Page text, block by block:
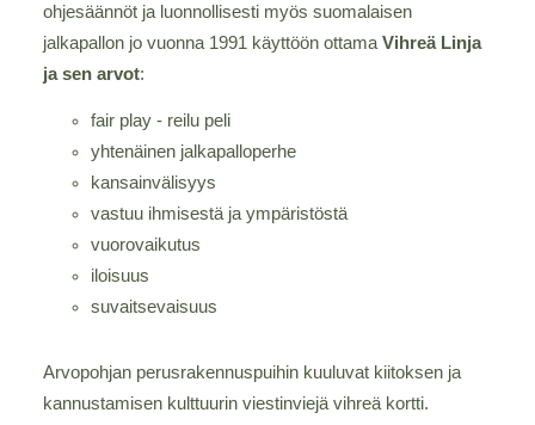
ohjesäännöt ja luonnollisesti myös suomalaisen
jalkapallon jo vuonna 1991 käyttöön ottama Vihreä Linja
ja sen arvot:
fair play - reilu peli
yhtenäinen jalkapalloperhe
kansainvälisyys
vastuu ihmisestä ja ympäristöstä
vuorovaikutus
iloisuus
suvaitsevaisuus
Arvopohjan perusrakennuspuihin kuuluvat kiitoksen ja
kannustamisen kulttuurin viestinviejä vihreä kortti.